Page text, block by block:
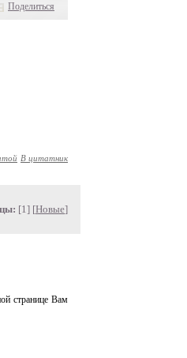
Поделиться
В цитатник
[1] [Новые]
странице Вам